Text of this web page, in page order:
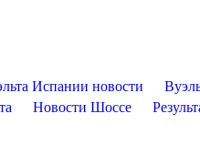
Испании новости
Новости Шоссе